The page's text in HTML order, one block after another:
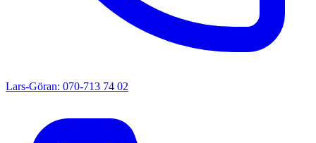
Lars-Göran: 070-713 74 02